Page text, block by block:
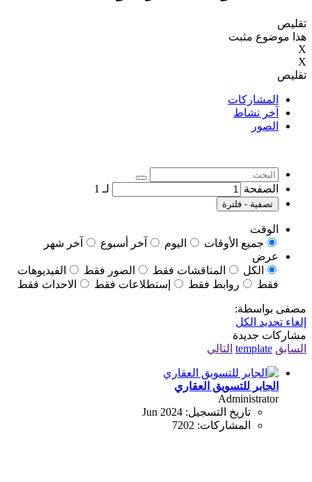
تقليص
هذا موضوع مثبت
X
X
تقليص
المشاركات
آخر نشاط
الصور
الصفحة لـ 1
تصفية - فلترة
الوقت
جميع الأوقات
اليوم آخر أسبوع
آخر شهر
عرض
الكل
المناقشات فقط الصور فقط
الفيديوهات
فقط
روابط فقط إستطلاعات فقط الاحداث فقط
مصفى بواسطة:
إلغاء تحديد الكل
مشاركات جديدة
السابق template التالي
الجابر للتسويق العقاري
Administrator
تاريخ التسجيل: Jun 2024
المشاركات: 7202